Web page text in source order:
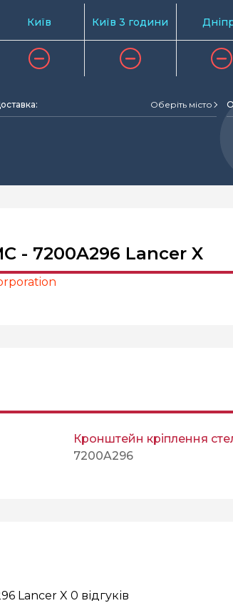
Київ Київ 3 години
Оберіть місто
- 7200A296 Lancer X
Кронштейн кріплення
7200A296
Lancer X 0 відгуків